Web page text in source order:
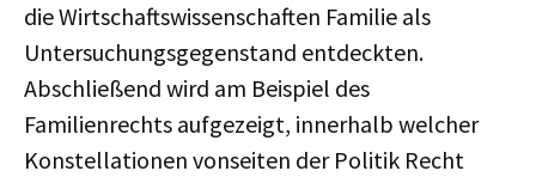
die Wirtschaftswissenschaften Familie als
Untersuchungsgegenstand entdeckten.
Abschließend wird am Beispiel des
Familienrechts aufgezeigt, innerhalb welcher
Konstellationen vonseiten der Politik Recht